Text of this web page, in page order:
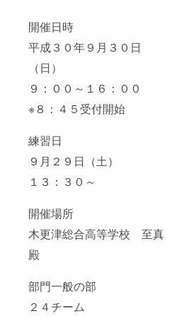
開催日時
平成３０年９月３０日
（日）
９：００～１６：００
※８：４５受付開始
練習日
９月２９日（土）
１３：３０～
開催場所
木更津総合高等学校 至真
殿
部門一般の部
２４チーム